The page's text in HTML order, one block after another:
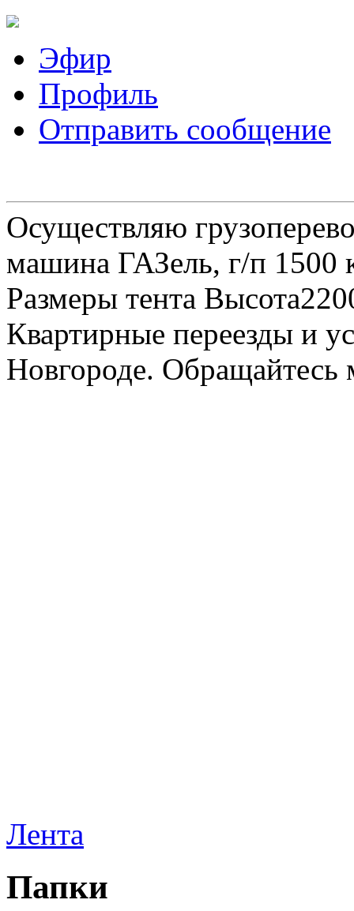
Эфир
Профиль
Отправить сообщение
Осуществляю
машина ГАЗель, г/п 1500
Размеры тента
Квартирные переезды и
Новгороде.
Лента
Папки